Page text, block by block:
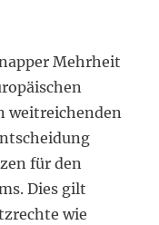
Mehrheit
weitreichenden
für den
Dies gilt
wie